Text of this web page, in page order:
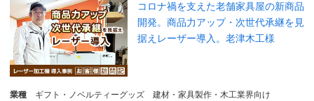
コロナ禍を支えた老舗家具屋の新商品
開発。商品力アップ・次世代承継を見
据えレーザー導入。老津木工様
業種 ギフト・ノベルティーグッズ
建材・家具製作・木工業界向け